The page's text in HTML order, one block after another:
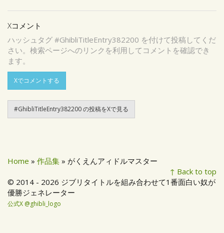
Xコメント
ハッシュタグ #GhibliTitleEntry382200 を付けて投稿してくだ
さい。検索ページへのリンクを利用してコメントを確認でき
ます。
Xでコメントする
#GhibliTitleEntry382200 の投稿をXで見る
Home » 作品集 » がくえんアィドルマスター
↑ Back to top
© 2014 - 2026 ジブリタイトルを組み合わせて1番面白い奴が
優勝ジェネレーター
公式X @ghibli_logo